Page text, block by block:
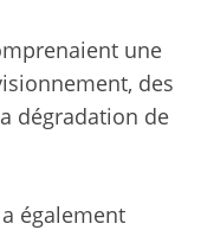
une
des
dégradation de
également